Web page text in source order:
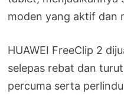
moden yang aktif dan
HUAWEI FreeClip 2
selepas rebat dan
percuma serta